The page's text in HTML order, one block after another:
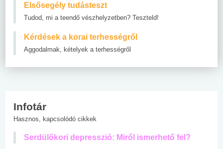
Elsősegély tudásteszt
Tudod, mi a teendő vészhelyzetben? Teszteld!
Kérdések a korai terhességről
Aggodalmak, kételyek a terhességről
Infotár
Hasznos, kapcsolódó cikkek
Serdülőkori depresszió: Miről ismerhető fel?